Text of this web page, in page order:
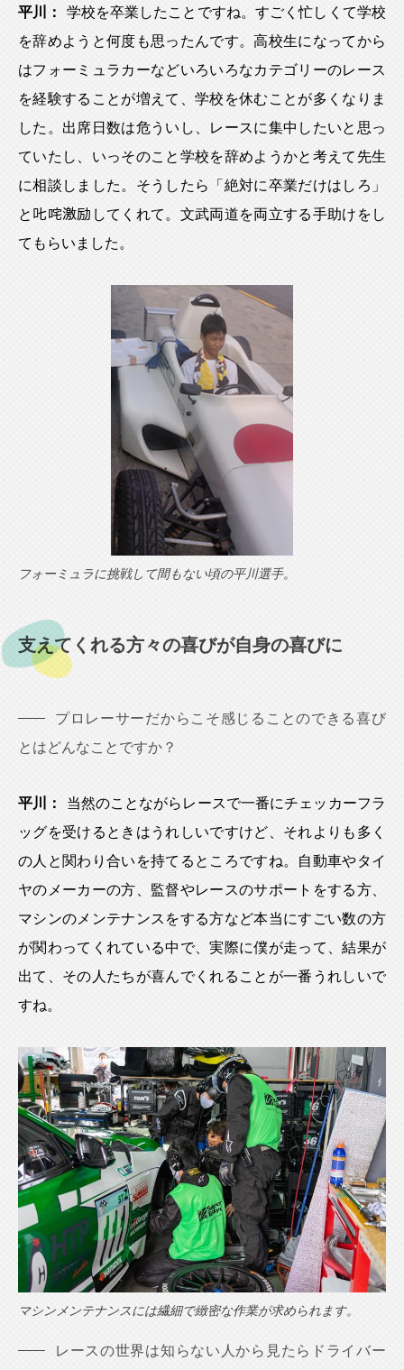
平川：
学校を卒業したことですね。すごく忙しくて学校
を辞めようと何度も思ったんです。高校生になってから
はフォーミュラカーなどいろいろなカテゴリーのレース
を経験することが増えて、学校を休むことが多くなりま
した。出席日数は危ういし、レースに集中したいと思っ
ていたし、いっそのこと学校を辞めようかと考えて先生
に相談しました。そうしたら「絶対に卒業だけはしろ」
と𠮟咤激励してくれて。文武両道を両立する手助けをし
てもらいました。
フォーミュラに挑戦して間もない頃の平川選手。
支えてくれる方々の喜びが自身の喜びに
プロレーサーだからこそ感じることのできる喜び
とはどんなことですか？
平川：
当然のことながらレースで一番にチェッカーフラ
ッグを受けるときはうれしいですけど、それよりも多く
の人と関わり合いを持てるところですね。自動車やタイ
ヤのメーカーの方、監督やレースのサポートをする方、
マシンのメンテナンスをする方など本当にすごい数の方
が関わってくれている中で、実際に僕が走って、結果が
出て、その人たちが喜んでくれることが一番うれしいで
すね。
マシンメンテナンスには繊細で緻密な作業が求められます。
レースの世界は知らない人から見たらドライバー